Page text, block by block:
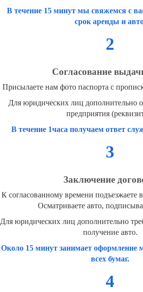
В течение 15 минут мы свяжемся с
срок аренды и
2
Согласование
Присылаете нам фото паспорта с
Для юридических лиц дополнительно
предприятия
В течение 1часа получаем ответ
3
Заключение
К согласованному времени подъезжаете
Осматриваете авто,
Для юридических лиц дополнительно
получение авто.
Около 15 минут занимает оформление
всех бумаг.
4